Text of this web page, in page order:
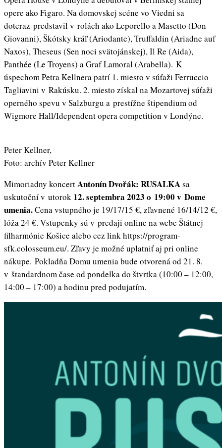
opere ako Figaro. Na domovskej scéne vo Viedni sa
doteraz predstavil v rolách ako Leporello a Masetto (Don
Giovanni), Škótsky kráľ (Ariodante), Truffaldin (Ariadne auf
Naxos), Theseus (Sen noci svätojánskej), Il Re (Aida),
Panthée (Le Troyens) a Graf Lamoral (Arabella). K
úspechom Petra Kellnera patrí 1. miesto v súťaži Ferruccio
Tagliavini v Rakúsku. 2. miesto získal na Mozartovej súťaži
operného spevu v Salzburgu a prestížne štipendium od
Wigmore Hall/Idependent opera competition v Londýne.
Peter Kellner,
Foto: archív Peter Kellner
Mimoriadny koncertAntonín Dvořák: RUSALKAsa
uskutoční v utorok 12. septembra 2023 o 19:00 v Dome
umenia.Cena vstupného je 19/17/15 €, zľavnené 16/14/12 €,
lóža 24 €. Vstupenky sú v predaji online na webe Štátnej
filharmónie Košice alebo cez link https://program-
sfk.colosseum.eu/. Zľavy je možné uplatniť aj pri online
nákupe. Pokladňa Domu umenia bude otvorená od 21. 8.
v štandardnom čase od pondelka do štvrtka (10:00 – 12:00,
14:00 – 17:00) a hodinu pred podujatím.